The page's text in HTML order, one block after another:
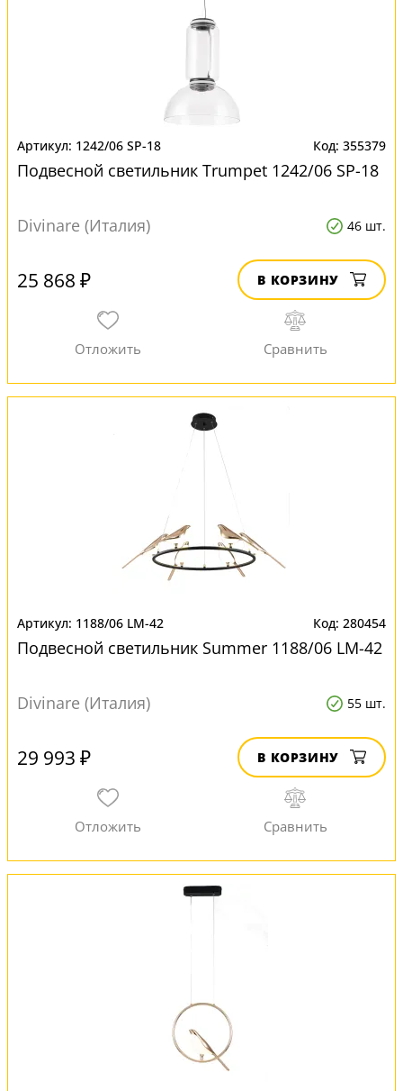
1242/06 SP-18 355379
Подвесной светильник Trumpet 1242/06 SP-18
Divinare (Италия) 46 шт.
25 868 ₽ В КОРЗИНУ
1188/06 LM-42 280454
Подвесной светильник Summer 1188/06 LM-42
Divinare (Италия) 55 шт.
29 993 ₽ В КОРЗИНУ